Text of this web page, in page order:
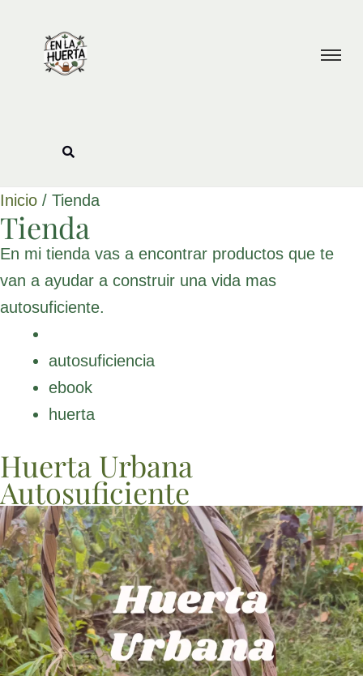
contenido
Inicio / Tienda
Tienda
En mi tienda vas a encontrar productos que te
van a ayudar a construir una vida mas
autosuficiente.
autosuficiencia
ebook
huerta
Huerta Urbana
Autosuficiente